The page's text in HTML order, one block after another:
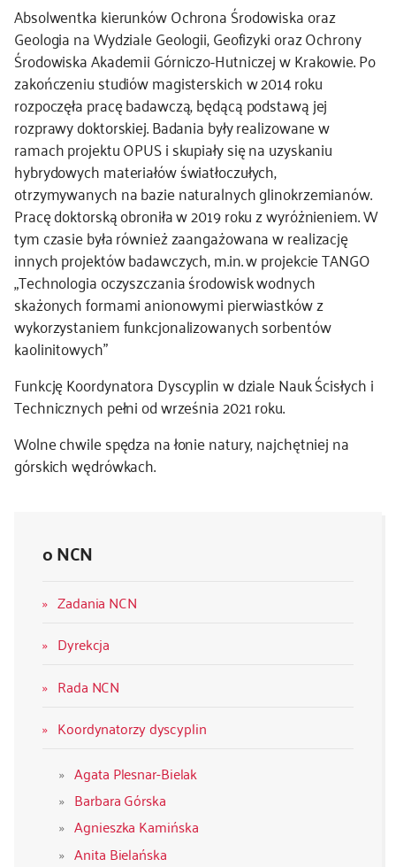
kontakt
o NCN
Zadania NCN
Dyrekcja
Rada NCN
Koordynatorzy dyscyplin
Agata Plesnar-Bielak
Barbara Górska
Agnieszka Kamińska
Anita Bielańska
Absolwentka kierunków Ochrona Środowiska oraz
Geologia na Wydziale Geologii, Geofizyki oraz Ochrony
Środowiska Akademii Górniczo-Hutniczej w Krakowie. Po
zakończeniu studiów magisterskich w 2014 roku
rozpoczęła pracę badawczą, będącą podstawą jej
rozprawy doktorskiej. Badania były realizowane w
ramach projektu OPUS i skupiały się na uzyskaniu
hybrydowych materiałów światłoczułych,
otrzymywanych na bazie naturalnych glinokrzemianów.
Pracę doktorską obroniła w 2019 roku z wyróżnieniem. W
tym czasie była również zaangażowana w realizację
innych projektów badawczych, m.in. w projekcie TANGO
„Technologia oczyszczania środowisk wodnych
skażonych formami anionowymi pierwiastków z
wykorzystaniem funkcjonalizowanych sorbentów
kaolinitowych”
Funkcję Koordynatora Dyscyplin w dziale Nauk Ścisłych i
Technicznych pełni od września 2021 roku.
Wolne chwile spędza na łonie natury, najchętniej na
górskich wędrówkach.